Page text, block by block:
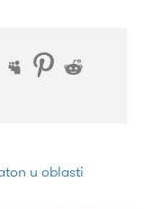
u oblasti